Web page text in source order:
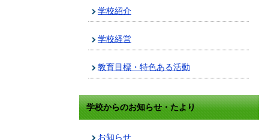
学校紹介
学校経営
教育目標・特色ある活動
学校からのお知らせ・たより
お知らせ